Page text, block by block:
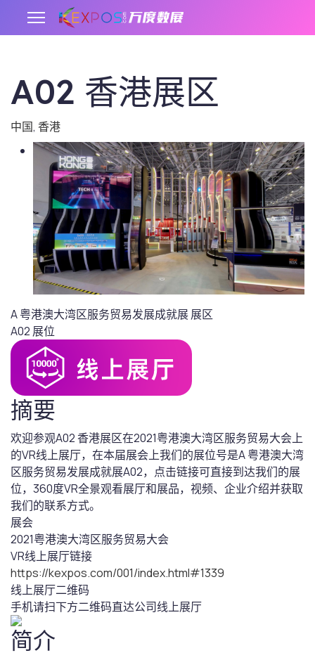
A02 香港展区
中国, 香港
A 粤港澳大湾区服务贸易发展成就展展区
A02 展位
摘要
欢迎参观A02 香港展区在2021粤港澳大湾区服务贸易大会上
的VR线上展厅，在本届展会上我们的展位号是A 粤港澳大湾
区服务贸易发展成就展A02，点击链接可直接到达我们的展
位，360度VR全景观看展厅和展品，视频、企业介绍并获取
我们的联系方式。
展会
2021粤港澳大湾区服务贸易大会
VR线上展厅链接
https://kexpos.com/001/index.html#1339
线上展厅二维码
手机请扫下方二维码直达公司线上展厅
简介